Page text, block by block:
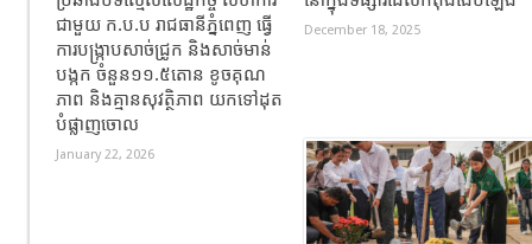
ជាមួយ ក.ប.ប រាជធានីភ្នំពេញ ធ្វើ
ការបង្ក្រាបសាច់ជ្រូក និងសាច់មាន់
បង្កក ចំនួន១១.៥តោន ខូចគុណ
ភាព និងគ្មានសុវត្ថិភាព យកទៅដុត
បំផ្លាញចោល
January 22, 2026
December 18, 2025